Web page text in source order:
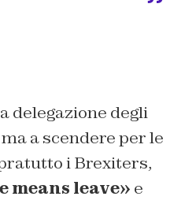
delegazione degli
a scendere per le
i Brexiters,
means leave» e